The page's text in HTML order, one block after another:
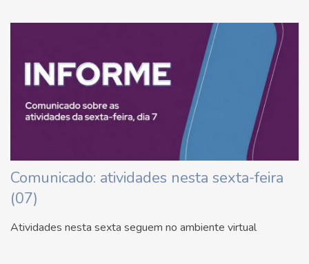
Comunicado: atividades nesta sexta-feira
(07)
Atividades nesta sexta seguem no ambiente virtual